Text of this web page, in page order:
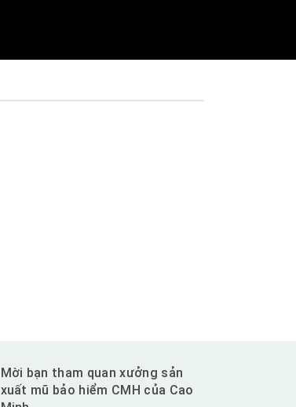
Mời bạn tham quan xưởng sản
xuất mũ bảo hiểm CMH của Cao